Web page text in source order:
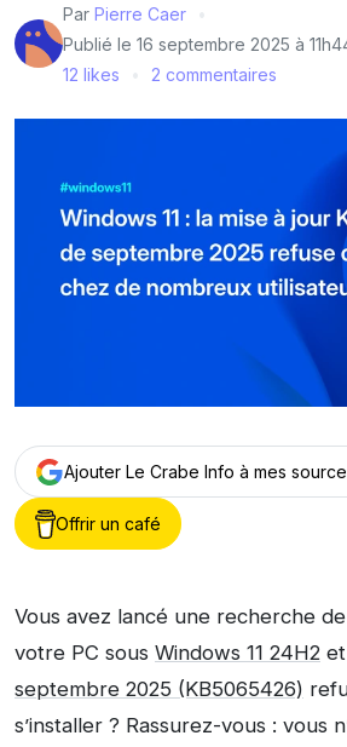
Par Pierre Caer
Publié le 16 septembre 2025 à
12 likes
2 commentaires
Ajouter Le Crabe Info à mes
Offrir un café
Vous avez lancé une recherche
votre PC sous Windows 11 24H2
septembre 2025 (KB5065426)
s’installer ? Rassurez-vous : vous